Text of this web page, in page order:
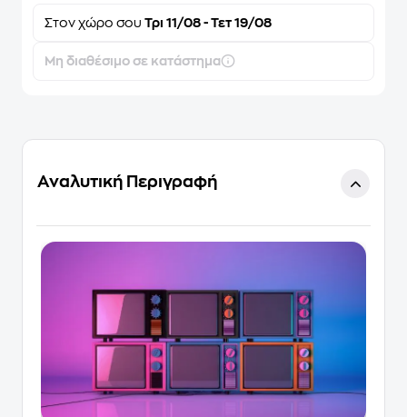
Στον χώρο σου Τρι 11/08 - Τετ 19/08
Μη διαθέσιμο σε κατάστημα
Αναλυτική Περιγραφή